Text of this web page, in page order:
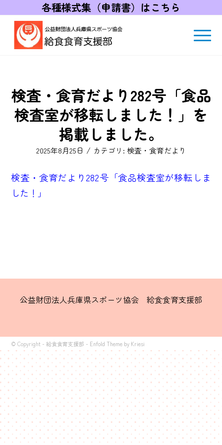
各種様式集（申請書）はこちら
検査・食育だより282号「食品
検査室が移転しました！」を
掲載しました。
2025年8月25日 / カテゴリ: 検査・食育だより
検査・食育だより282号「食品検査室が移転しま
した！」
公益財団法人兵庫県スポーツ協会 給食食育支援部
© Copyright -給食食育支援部 - Enfold Theme by Kriesi